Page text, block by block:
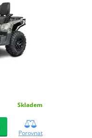
Skladem
Porovnat